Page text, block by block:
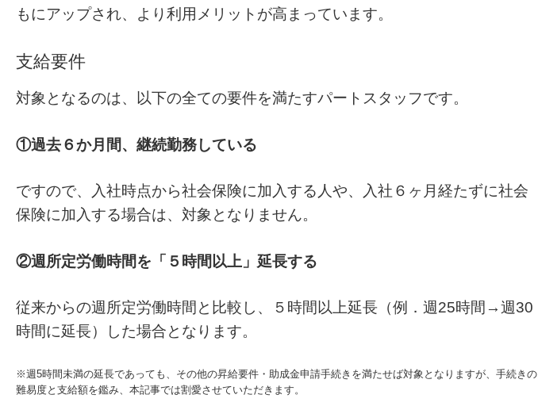
もにアップされ、より利用メリットが高まっています。
支給要件
対象となるのは、以下の全ての要件を満たすパートスタッフです。
①過去６か月間、継続勤務している
ですので、入社時点から社会保険に加入する人や、入社６ヶ月経たずに社会
保険に加入する場合は、対象となりません。
②週所定労働時間を「５時間以上」延長する
従来からの週所定労働時間と比較し、５時間以上延長（例．週25時間→週30
時間に延長）した場合となります。
※週5時間未満の延長であっても、その他の昇給要件・助成金申請手続きを満たせば対象となりますが、手続きの
難易度と支給額を鑑み、本記事では割愛させていただきます。